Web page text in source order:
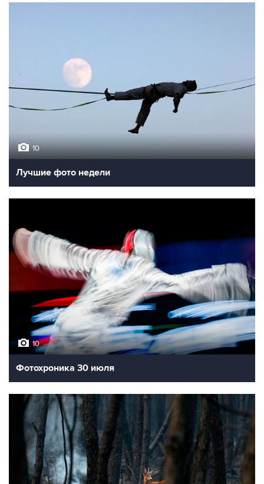
10
Лучшие фото недели
10
Фотохроника 30 июля